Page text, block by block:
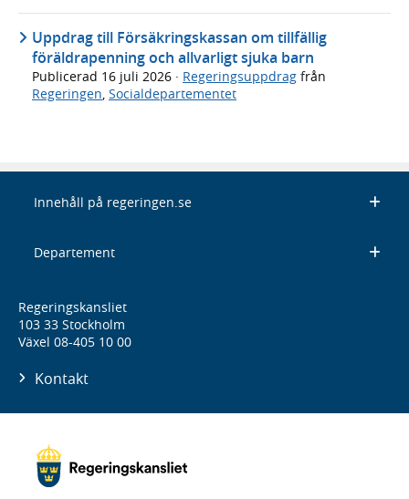
Uppdrag till Försäkringskassan om tillfällig
föräldrapenning och allvarligt sjuka barn
Publicerad 16 juli 2026 · Regeringsuppdrag från
Regeringen, Socialdepartementet
Innehåll på regeringen.se
Departement
Regeringskansliet
103 33 Stockholm
Växel 08-405 10 00
Kontakt